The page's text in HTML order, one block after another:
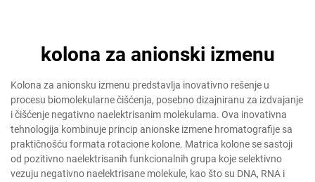
kolona za anionski izmenu
Kolona za anionsku izmenu predstavlja inovativno rešenje u
procesu biomolekularne čišćenja, posebno dizajniranu za izdvajanje
i čišćenje negativno naelektrisanim molekulama. Ova inovativna
tehnologija kombinuje princip anionske izmene hromatografije sa
praktičnošću formata rotacione kolone. Matrica kolone se sastoji
od pozitivno naelektrisanih funkcionalnih grupa koje selektivno
vezuju negativno naelektrisane molekule, kao što su DNA, RNA i